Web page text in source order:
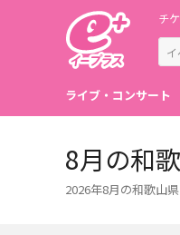
チ
ライブ・コンサート
8月の和
2026年8月の和歌山